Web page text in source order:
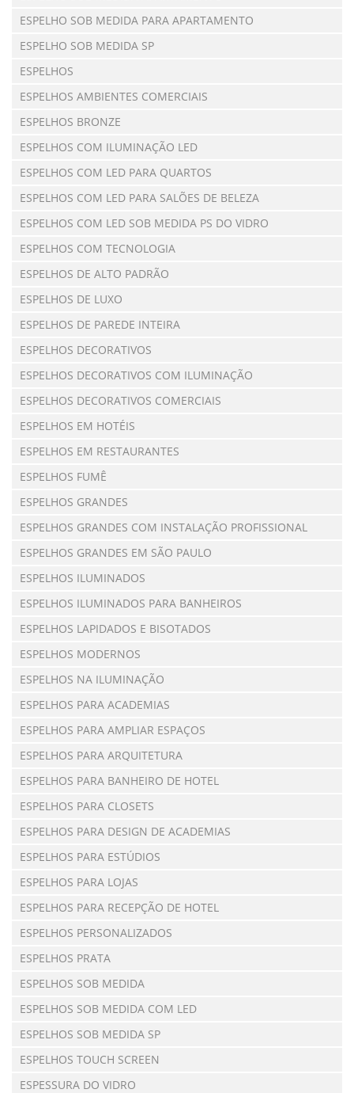
ESPELHO SOB MEDIDA PARA APARTAMENTO
ESPELHO SOB MEDIDA SP
ESPELHOS
ESPELHOS AMBIENTES COMERCIAIS
ESPELHOS BRONZE
ESPELHOS COM ILUMINAÇÃO LED
ESPELHOS COM LED PARA QUARTOS
ESPELHOS COM LED PARA SALÕES DE BELEZA
ESPELHOS COM LED SOB MEDIDA PS DO VIDRO
ESPELHOS COM TECNOLOGIA
ESPELHOS DE ALTO PADRÃO
ESPELHOS DE LUXO
ESPELHOS DE PAREDE INTEIRA
ESPELHOS DECORATIVOS
ESPELHOS DECORATIVOS COM ILUMINAÇÃO
ESPELHOS DECORATIVOS COMERCIAIS
ESPELHOS EM HOTÉIS
ESPELHOS EM RESTAURANTES
ESPELHOS FUMÊ
ESPELHOS GRANDES
ESPELHOS GRANDES COM INSTALAÇÃO PROFISSIONAL
ESPELHOS GRANDES EM SÃO PAULO
ESPELHOS ILUMINADOS
ESPELHOS ILUMINADOS PARA BANHEIROS
ESPELHOS LAPIDADOS E BISOTADOS
ESPELHOS MODERNOS
ESPELHOS NA ILUMINAÇÃO
ESPELHOS PARA ACADEMIAS
ESPELHOS PARA AMPLIAR ESPAÇOS
ESPELHOS PARA ARQUITETURA
ESPELHOS PARA BANHEIRO DE HOTEL
ESPELHOS PARA CLOSETS
ESPELHOS PARA DESIGN DE ACADEMIAS
ESPELHOS PARA ESTÚDIOS
ESPELHOS PARA LOJAS
ESPELHOS PARA RECEPÇÃO DE HOTEL
ESPELHOS PERSONALIZADOS
ESPELHOS PRATA
ESPELHOS SOB MEDIDA
ESPELHOS SOB MEDIDA COM LED
ESPELHOS SOB MEDIDA SP
ESPELHOS TOUCH SCREEN
ESPESSURA DO VIDRO